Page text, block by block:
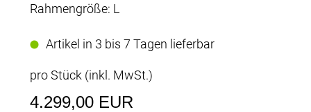
Rahmengröße: L
Artikel in 3 bis 7 Tagen lieferbar
pro Stück (inkl. MwSt.)
4.299,00 EUR